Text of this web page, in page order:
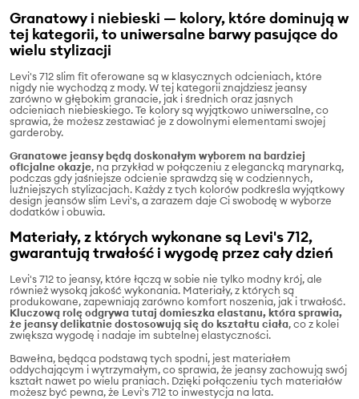
Granatowy i niebieski — kolory, które dominują w
tej kategorii, to uniwersalne barwy pasujące do
wielu stylizacji
Levi's 712 slim fit oferowane są w klasycznych odcieniach, które
nigdy nie wychodzą z mody. W tej kategorii znajdziesz jeansy
zarówno w głębokim granacie, jak i średnich oraz jasnych
odcieniach niebieskiego. Te kolory są wyjątkowo uniwersalne, co
sprawia, że możesz zestawiać je z dowolnymi elementami swojej
garderoby.
Granatowe jeansy będą doskonałym wyborem na bardziej
oficjalne okazje, na przykład w połączeniu z elegancką marynarką,
podczas gdy jaśniejsze odcienie sprawdzą się w codziennych,
luźniejszych stylizacjach. Każdy z tych kolorów podkreśla wyjątkowy
design jeansów slim Levi's, a zarazem daje Ci swobodę w wyborze
dodatków i obuwia.
Materiały, z których wykonane są Levi's 712,
gwarantują trwałość i wygodę przez cały dzień
Levi's 712 to jeansy, które łączą w sobie nie tylko modny krój, ale
również wysoką jakość wykonania. Materiały, z których są
produkowane, zapewniają zarówno komfort noszenia, jak i trwałość.
Kluczową rolę odgrywa tutaj domieszka elastanu, która sprawia,
że jeansy delikatnie dostosowują się do kształtu ciała, co z kolei
zwiększa wygodę i nadaje im subtelnej elastyczności.
Bawełna, będąca podstawą tych spodni, jest materiałem
oddychającym i wytrzymałym, co sprawia, że jeansy zachowują swój
kształt nawet po wielu praniach. Dzięki połączeniu tych materiałów
możesz być pewna, że Levi's 712 to inwestycja na lata.